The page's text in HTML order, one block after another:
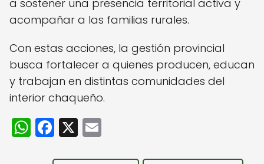
a sostener una presencia territorial activa y
acompañar a las familias rurales.
Con estas acciones, la gestión provincial
busca fortalecer a quienes producen, educan
y trabajan en distintas comunidades del
interior chaqueño.
W
h
F
a
X